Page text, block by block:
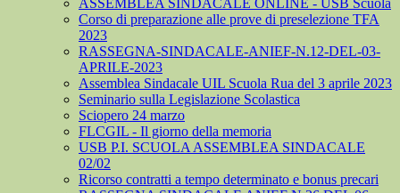
ASSEMBLEA SINDACALE ONLINE - USB Scuola
Corso di preparazione alle prove di preselezione TFA
2023
RASSEGNA-SINDACALE-ANIEF-N.12-DEL-03-
APRILE-2023
Assemblea Sindacale UIL Scuola Rua del 3 aprile 2023
Seminario sulla Legislazione Scolastica
Sciopero 24 marzo
FLCGIL - Il giorno della memoria
USB P.I. SCUOLA ASSEMBLEA SINDACALE
02/02
Ricorso contratti a tempo determinato e bonus precari